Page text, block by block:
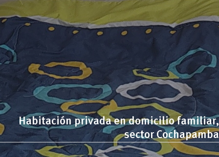
Habitación privada en domicilio familiar,
sector Cochapamba